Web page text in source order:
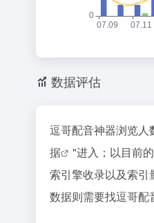
数据评估
逗哥配音神器浏览
据
"进入；以目前
索引擎收录以及索
数据则需要找逗哥配